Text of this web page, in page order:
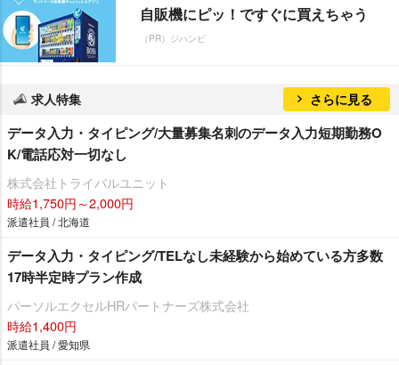
自販機にピッ！ですぐに買えちゃう
（PR）ジハンピ
求人特集 さらに見る
データ入力・タイピング/大量募集名刺のデータ入力短期勤務O
K/電話応対一切なし
株式会社トライバルユニット
時給1,750円～2,000円
派遣社員 / 北海道
データ入力・タイピング/TELなし未経験から始めている方多数
17時半定時プラン作成
パーソルエクセルHRパートナーズ株式会社
時給1,400円
派遣社員 / 愛知県